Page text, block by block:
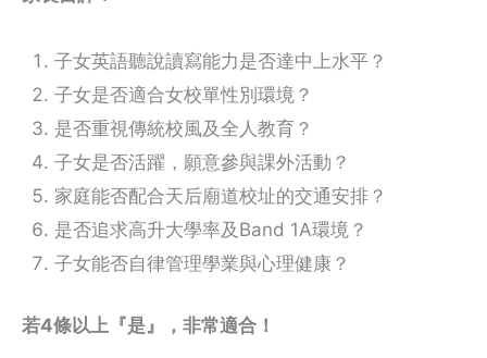
子女英語聽說讀寫能力是否達中上水平？
子女是否適合女校單性別環境？
是否重視傳統校風及全人教育？
子女是否活躍，願意參與課外活動？
家庭能否配合天后廟道校址的交通安排？
是否追求高升大學率及Band 1A環境？
子女能否自律管理學業與心理健康？
若4條以上『是』，非常適合！